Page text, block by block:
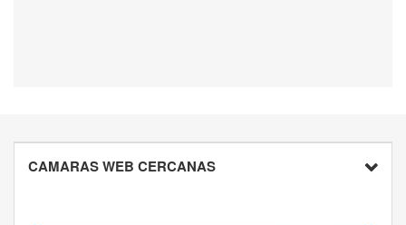
CAMARAS WEB CERCANAS